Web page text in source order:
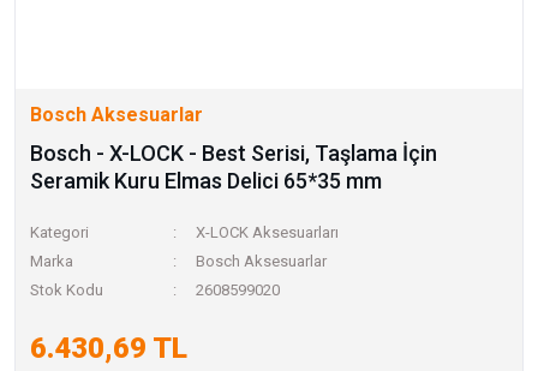
Bosch Aksesuarlar
Bosch - X-LOCK - Best Serisi, Taşlama İçin
Seramik Kuru Elmas Delici 65*35 mm
Kategori
X-LOCK Aksesuarları
Marka
Bosch Aksesuarlar
Stok Kodu
2608599020
6.430,69 TL